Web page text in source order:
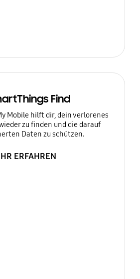
Find
Mobile hilft dir, dein verlorenes
zu finden und die darauf
Daten zu schützen.
ERFAHREN